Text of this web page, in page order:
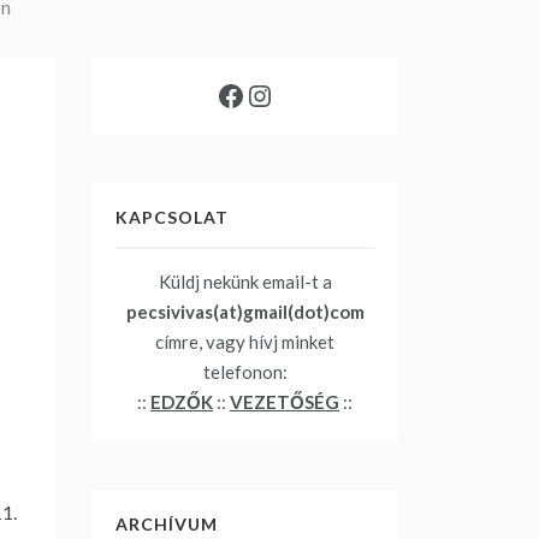
Facebook
Instagram
KAPCSOLAT
Küldj nekünk email-t a
pecsivivas(at)gmail(dot)com
címre, vagy hívj minket
telefonon:
:: EDZŐK :: VEZETŐSÉG ::
ARCHÍVUM